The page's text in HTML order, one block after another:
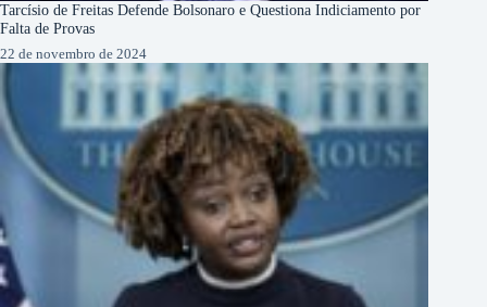
Tarcísio de Freitas Defende Bolsonaro e Questiona Indiciamento por
Falta de Provas
22 de novembro de 2024